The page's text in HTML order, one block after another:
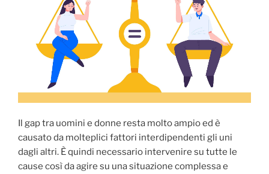
Il gap tra uomini e donne resta molto ampio ed è
causato da molteplici fattori interdipendenti gli uni
dagli altri. È quindi necessario intervenire su tutte le
cause così da agire su una situazione complessa e